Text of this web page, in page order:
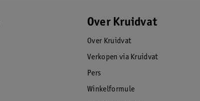
Over Kruidvat
Over Kruidvat
Verkopen via Kruidvat
Pers
Winkelformule